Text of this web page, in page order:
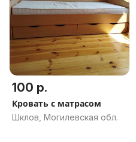
100 р.
Кровать с матрасом
Шклов, Могилевская обл.